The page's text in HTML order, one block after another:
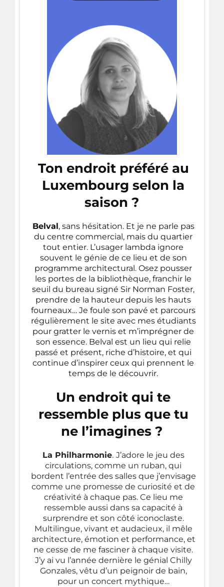
Ton endroit préféré au
Luxembourg selon la
saison ?
Belval, sans hésitation. Et je ne parle pas
du centre commercial, mais du quartier
tout entier. L’usager lambda ignore
souvent le génie de ce lieu et de son
programme architectural. Osez pousser
les portes de la bibliothèque, franchir le
seuil du bureau signé Sir Norman Foster,
prendre de la hauteur depuis les hauts
fourneaux… Je foule son pavé et parcours
régulièrement le site avec mes étudiants
pour gratter le vernis et m’imprégner de
son essence. Belval est un lieu qui relie
passé et présent, riche d’histoire, et qui
continue d’inspirer ceux qui prennent le
temps de le découvrir.
Un endroit qui te
ressemble plus que tu
ne l’imagines ?
La Philharmonie. J’adore le jeu des
circulations, comme un ruban, qui
bordent l’entrée des salles que j’envisage
comme une promesse de curiosité et de
créativité à chaque pas. Ce lieu me
ressemble aussi dans sa capacité à
surprendre et son côté iconoclaste.
Multilingue, vivant et audacieux, il mêle
architecture, émotion et performance, et
ne cesse de me fasciner à chaque visite.
J’y ai vu l’année dernière le génial Chilly
Gonzales, vêtu d’un peignoir de bain,
pour un concert mythique…